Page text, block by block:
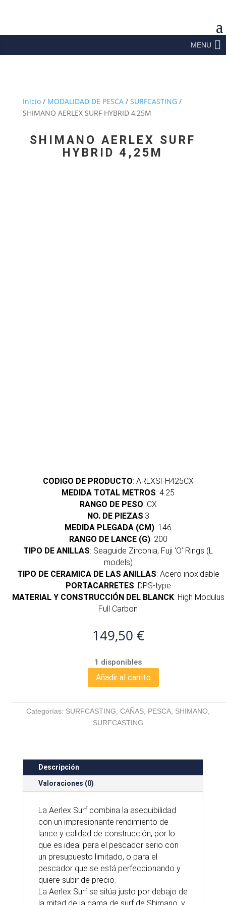
MENU
Inicio/ MODALIDAD DE PESCA/ SURFCASTING/
SHIMANO AERLEX SURF HYBRID 4,25M
SHIMANO AERLEX SURF
HYBRID 4,25M
CODIGO DE PRODUCTO: ARLXSFH425CX
MEDIDA TOTAL METROS: 4.25
RANGO DE PESO: CX
NO. DE PIEZAS:3
MEDIDA PLEGADA (CM): 146
RANGO DE LANCE (G): 200
TIPO DE ANILLAS: Seaguide Zirconia, Fuji ‘O’ Rings (L
models)
TIPO DE CERAMICA DE LAS ANILLAS: Acero inoxidable
PORTACARRETES: DPS-type
MATERIAL Y CONSTRUCCIÓN DEL BLANCK: High Modulus
Full Carbon
149,50 €
1 disponibles
SHIMANO
SURF
Añadir al carrito
Categorías: SURFCASTING CAÑAS PESCA SHIMANO
SURFCASTING
Descripción
Valoraciones (0)
La Aerlex Surf combina la asequibilidad
con un impresionante rendimiento de
lance y calidad de construcción, por lo
que es ideal para el pescador serio con
un presupuesto limitado, o para el
pescador que se está perfeccionando y
quiere subir de precio.
La Aerlex Surf se sitúa justo por debajo de
la mitad de la gama de surf de Shimano, y